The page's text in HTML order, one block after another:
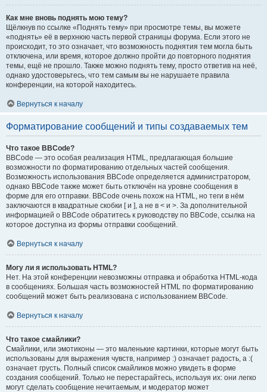
Как мне вновь поднять мою тему?
Щёлкнув по ссылке «Поднять тему» при просмотре темы, вы можете
«поднять» её в верхнюю часть первой страницы форума. Если этого не
происходит, то это означает, что возможность поднятия тем могла быть
отключена, или время, которое должно пройти до повторного поднятия
темы, ещё не прошло. Также можно поднять тему, просто ответив на неё,
однако удостоверьтесь, что тем самым вы не нарушаете правила
конференции, на которой находитесь.
Вернуться к началу
Форматирование сообщений и типы создаваемых тем
Что такое BBCode?
BBCode — это особая реализация HTML, предлагающая большие
возможности по форматированию отдельных частей сообщения.
Возможность использования BBCode определяется администратором,
однако BBCode также может быть отключён на уровне сообщения в
форме для его отправки. BBCode очень похож на HTML, но теги в нём
заключаются в квадратные скобки [ и ], а не в < и >. За дополнительной
информацией о BBCode обратитесь к руководству по BBCode, ссылка на
которое доступна из формы отправки сообщений.
Вернуться к началу
Могу ли я использовать HTML?
Нет. На этой конференции невозможны отправка и обработка HTML-кода
в сообщениях. Большая часть возможностей HTML по форматированию
сообщений может быть реализована с использованием BBCode.
Вернуться к началу
Что такое смайлики?
Смайлики, или эмотиконы — это маленькие картинки, которые могут быть
использованы для выражения чувств, например :) означает радость, а :(
означает грусть. Полный список смайликов можно увидеть в форме
создания сообщений. Только не перестарайтесь, используя их: они легко
могут сделать сообщение нечитаемым, и модератор может